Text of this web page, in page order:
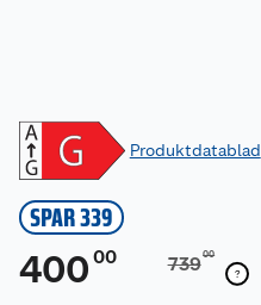
Produktdatablad
SPAR 339
400 00 73900